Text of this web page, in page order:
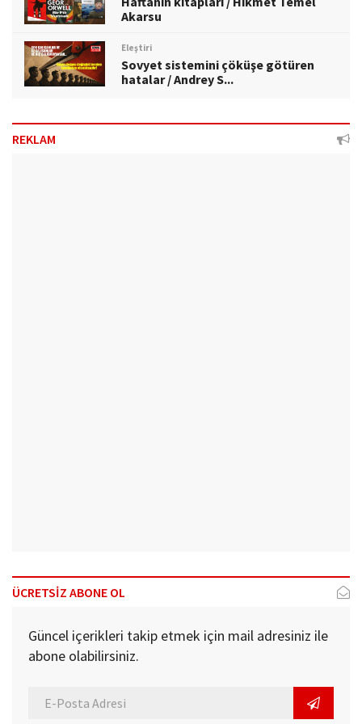
Akarsu
Eleştiri
Sovyet sistemini çöküşe götüren
hatalar / Andrey S...
REKLAM
ÜCRETSİZ ABONE OL
Güncel içerikleri takip etmek için mail adresiniz ile
abone olabilirsiniz.